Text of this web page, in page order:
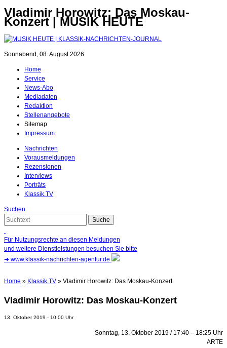
Vladimir Horowitz: Das Moskau-
Konzert | MUSIK HEUTE
Sonnabend, 08. August 2026
Home
Service
News-Abo
Mediadaten
Redaktion
Stellenangebote
Sitemap
Impressum
Nachrichten
Vorausmeldungen
Rezensionen
Interviews
Porträts
Klassik.TV
Suchen
Für Nutzungsrechte an diesen Meldungen
und weitere Dienstleistungen besuchen Sie bitte
➜ www.klassik-nachrichten-agentur.de
Home » Klassik.TV » Vladimir Horowitz: Das Moskau-Konzert
Vladimir Horowitz: Das Moskau-Konzert
13. Oktober 2019 - 10:00 Uhr
Sonntag, 13. Oktober 2019 / 17:40 – 18:25 Uhr
ARTE